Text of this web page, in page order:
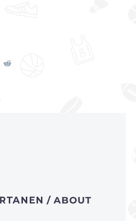
/ ABOUT